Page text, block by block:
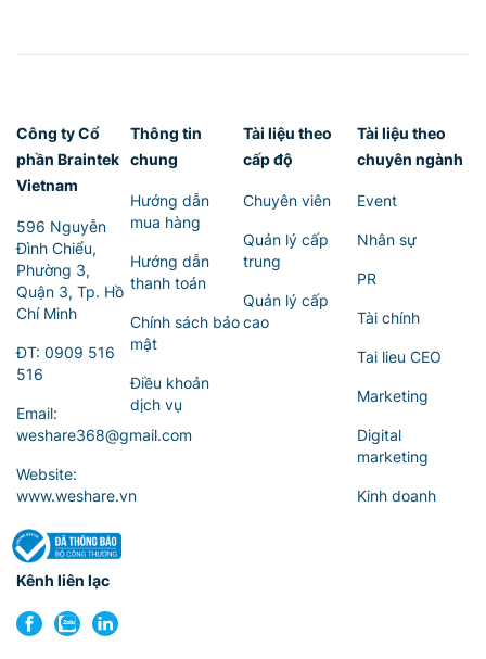
Công ty Cổ
phần Braintek
Vietnam
596 Nguyễn
Đình Chiểu,
Phường 3,
Quận 3, Tp. Hồ
Chí Minh
ĐT: 0909 516
516
Email:
weshare368@gmail.com
Website:
www.weshare.vn
Thông tin
chung
Hướng dẫn
mua hàng
Hướng dẫn
thanh toán
Chính sách bảo
mật
Điều khoản
dịch vụ
Tài liệu theo
cấp độ
Chuyên viên
Quản lý cấp
trung
Quản lý cấp
cao
Tài liệu theo
chuyên ngành
Event
Nhân sự
PR
Tài chính
Tai lieu CEO
Marketing
Digital
marketing
Kinh doanh
Kênh liên lạc